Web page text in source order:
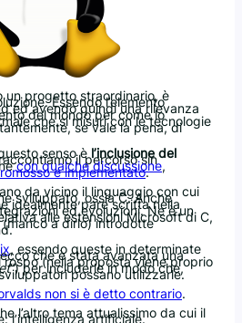
un progetto straordinario, è
Essendo l’elemento
ed avendo quindi una rilevanza
del mondo per come lo
che si misuri con le tecnologie
se vale la pena, di
senso è l’inclusione del
il percorso sin
con qualche discussione,
e implementato.
da vicino il linguaggio con cui
sviluppato, ossia C. Anche
idealmente pare scritta nella
ed evoluzioni. Ne è un
alle estensioni Microsoft di C,
a dirlo) introdotte
, essendo queste in determinate
che è stata avanzata una
(nella proposta viene proprio
“) per includerle in modo che,
possano utilizzarle.
non si è detto contrario.
l’altro tema attualissimo da cui il
l’intelligenza artificiale.